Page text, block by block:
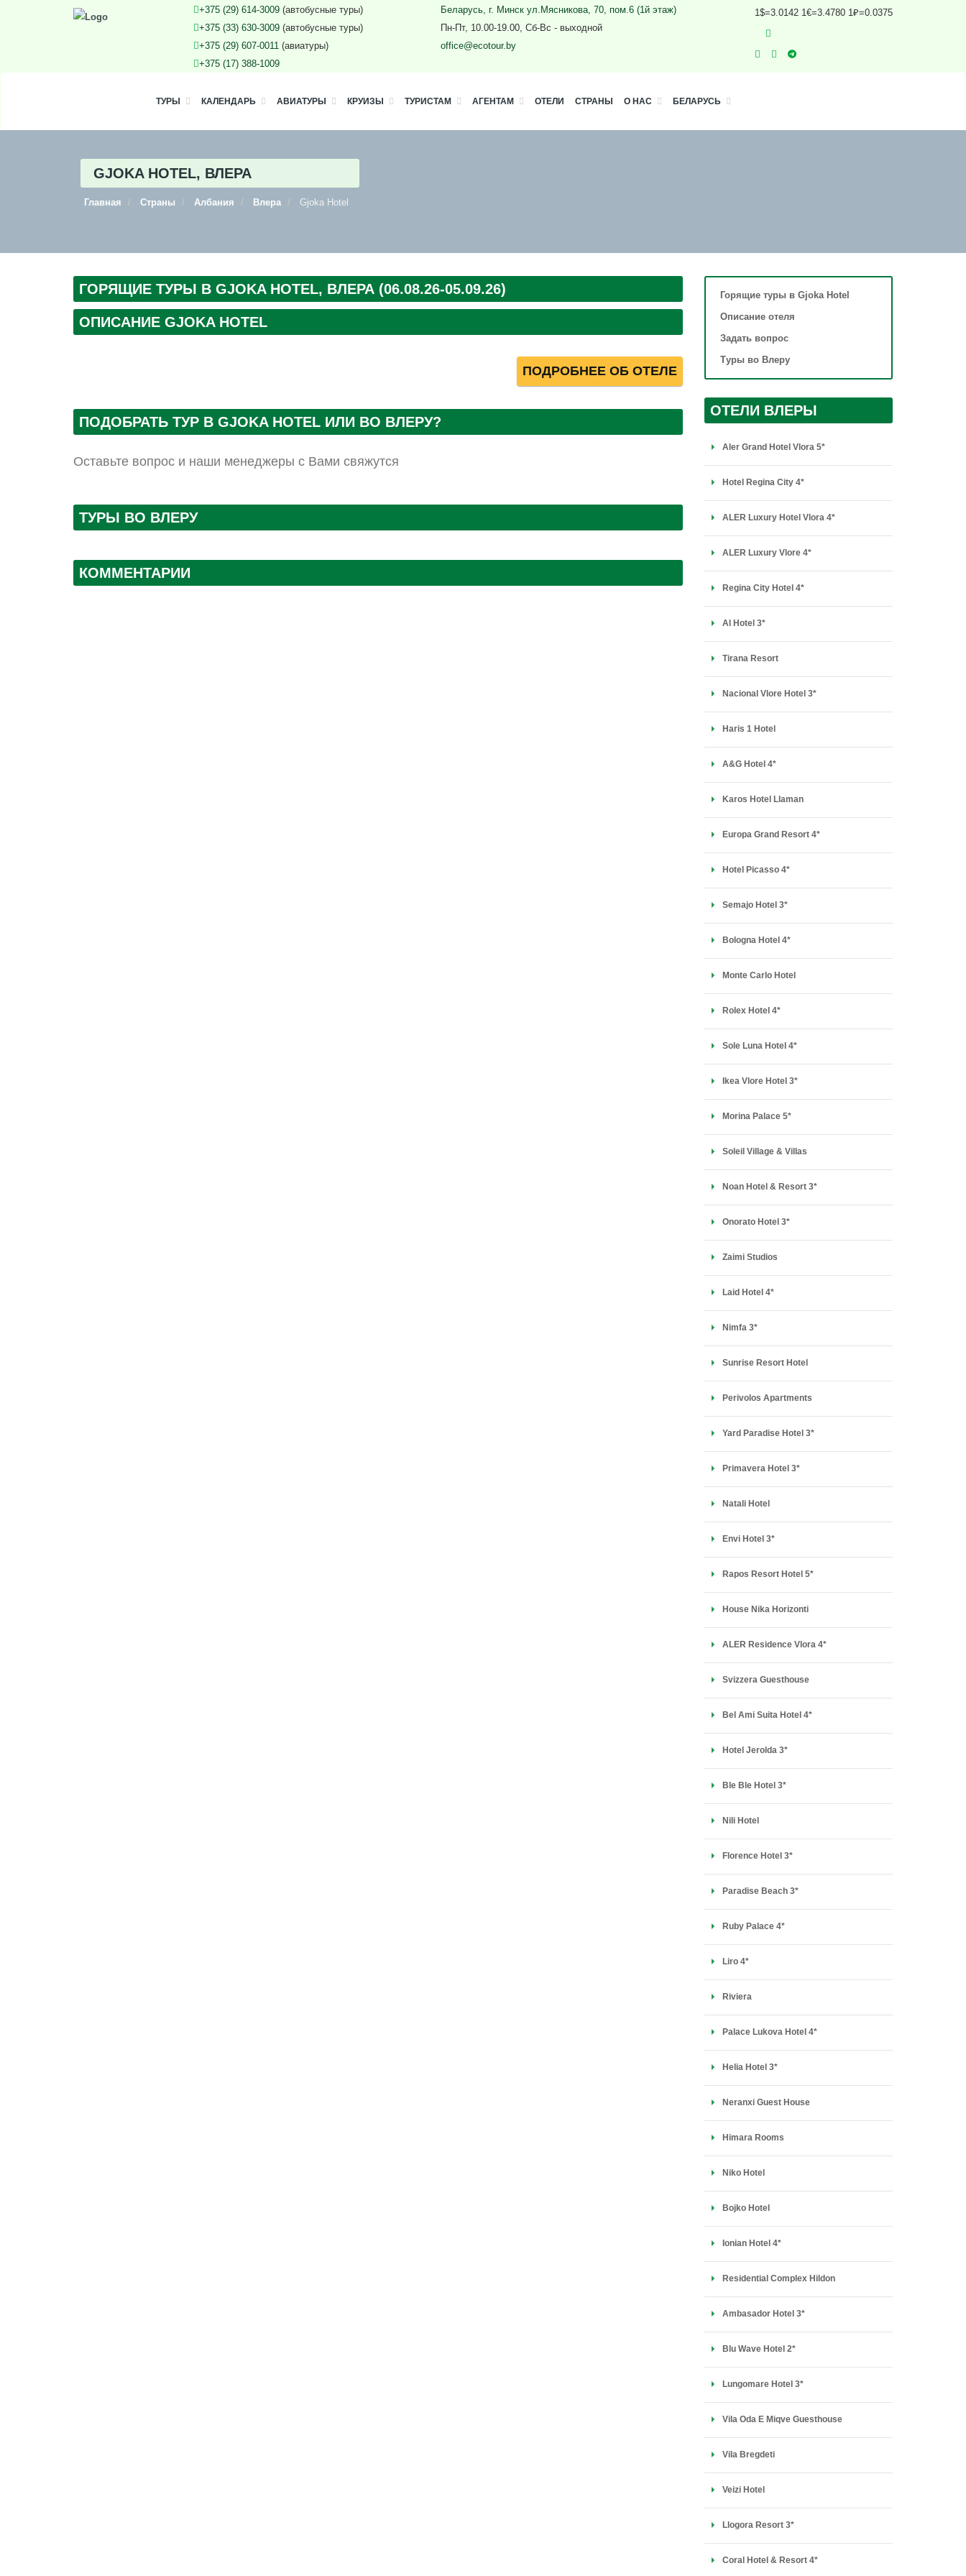
+375 (29) 614-3009(автобусные туры)
+375 (33) 630-3009(автобусные туры)
+375 (29) 607-0011(авиатуры)
+375 (17) 388-1009
Беларусь, г. Минск ул.Мясникова, 70, пом.6 (1й этаж)
Пн-Пт, 10.00-19.00, Сб-Вс - выходной
office@ecotour.by
1$=3.0142 1€=3.4780 1₽=0.0375
ТУРЫ КАЛЕНДАРЬ АВИАТУРЫ КРУИЗЫ ТУРИСТАМ АГЕНТАМ ОТЕЛИ СТРАНЫ О НАС БЕЛАРУСЬ
GJOKA HOTEL, ВЛЕРА
Главная Страны Албания Влера Gjoka Hotel
ГОРЯЩИЕ ТУРЫ В GJOKA HOTEL, ВЛЕРА (06.08.26-05.09.26)
ОПИСАНИЕ GJOKA HOTEL
ПОДРОБНЕЕ ОБ ОТЕЛЕ
ПОДОБРАТЬ ТУР В GJOKA HOTEL ИЛИ ВО ВЛЕРУ?
Оставьте вопрос и наши менеджеры с Вами свяжутся
ТУРЫ ВО ВЛЕРУ
КОММЕНТАРИИ
Горящие туры в Gjoka Hotel
Описание отеля
Задать вопрос
Туры во Влеру
ОТЕЛИ ВЛЕРЫ
Aler Grand Hotel Vlora 5*
Hotel Regina City 4*
ALER Luxury Hotel Vlora 4*
ALER Luxury Vlore 4*
Regina City Hotel 4*
Al Hotel 3*
Tirana Resort
Nacional Vlore Hotel 3*
Haris 1 Hotel
A&G Hotel 4*
Karos Hotel Llaman
Europa Grand Resort 4*
Hotel Picasso 4*
Semajo Hotel 3*
Bologna Hotel 4*
Monte Carlo Hotel
Rolex Hotel 4*
Sole Luna Hotel 4*
Ikea Vlore Hotel 3*
Morina Palace 5*
Soleil Village & Villas
Noan Hotel & Resort 3*
Onorato Hotel 3*
Zaimi Studios
Laid Hotel 4*
Nimfa 3*
Sunrise Resort Hotel
Perivolos Apartments
Yard Paradise Hotel 3*
Primavera Hotel 3*
Natali Hotel
Envi Hotel 3*
Rapos Resort Hotel 5*
House Nika Horizonti
ALER Residence Vlora 4*
Svizzera Guesthouse
Bel Ami Suita Hotel 4*
Hotel Jerolda 3*
Ble Ble Hotel 3*
Nili Hotel
Florence Hotel 3*
Paradise Beach 3*
Ruby Palace 4*
Liro 4*
Riviera
Palace Lukova Hotel 4*
Helia Hotel 3*
Neranxi Guest House
Himara Rooms
Niko Hotel
Bojko Hotel
Ionian Hotel 4*
Residential Complex Hildon
Ambasador Hotel 3*
Blu Wave Hotel 2*
Lungomare Hotel 3*
Vila Oda E Miqve Guesthouse
Vila Bregdeti
Veizi Hotel
Llogora Resort 3*
Coral Hotel & Resort 4*